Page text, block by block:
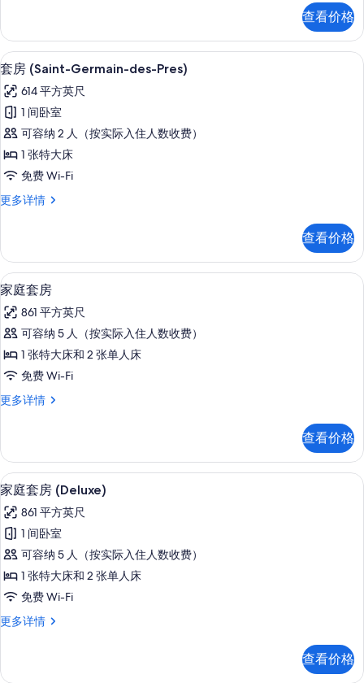
片
多
信
息
查看价格
显
示
套
房
(Saint-
Germain-
des-
Pres)
有
照
片
套房 (Saint-Germain-des-Pres) | 高
7
套房 (Saint-Germain-des-Pres)
614 平方英尺
1 间卧室
可容纳 2 人（按实际入住人数收费）
1 张特大床
免费 Wi-Fi
更多详情
套
des-
Pres)
更
多
信
息
查看价格
显
示
家
庭
套
的
有
照
片
家庭套房 | 高档床上用品、记忆海绵
6
家庭套房
861 平方英尺
可容纳 5 人（按实际入住人数收费）
1 张特大床和 2 张单人床
免费 Wi-Fi
更多详情
家
更
多
信
息
查看价格
显
示
家
庭
套
房
(Deluxe)
的
有
家庭套房 (Deluxe) | 起居区 | 平板电
5
家庭套房 (Deluxe)
861 平方英尺
1 间卧室
可容纳 5 人（按实际入住人数收费）
1 张特大床和 2 张单人床
免费 Wi-Fi
更多详情
家
(Deluxe)
查看价格